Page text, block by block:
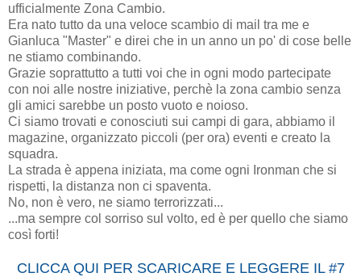
ufficialmente Zona Cambio.
Era nato tutto da una veloce scambio di mail tra me e
Gianluca "Master" e direi che in un anno un po' di cose belle
ne stiamo combinando.
Grazie soprattutto a tutti voi che in ogni modo partecipate
con noi alle nostre iniziative, perchè la zona cambio senza
gli amici sarebbe un posto vuoto e noioso.
Ci siamo trovati e conosciuti sui campi di gara, abbiamo il
magazine, organizzato piccoli (per ora) eventi e creato la
squadra.
La strada è appena iniziata, ma come ogni Ironman che si
rispetti, la distanza non ci spaventa.
No, non è vero, ne siamo terrorizzati...
...ma sempre col sorriso sul volto, ed è per quello che siamo
così forti!
CLICCA QUI PER SCARICARE E LEGGERE IL #7